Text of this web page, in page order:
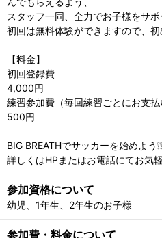
スタッフ一同、全力でお子様をサポ
初回は無料体験ができますので、初
【料金】
初回登録費
4,000円
練習参加費（毎回練習ごとにお支払
500円
BIG BREATHでサッカーを始めよう❕❕
詳しくはHPまたはお電話にてお気軽
参加資格について
幼児、1年生、2年生のお子様
参加費・料金について